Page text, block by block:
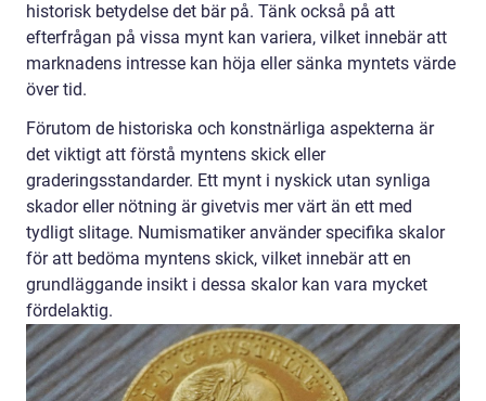
historisk betydelse det bär på. Tänk också på att
efterfrågan på vissa mynt kan variera, vilket innebär att
marknadens intresse kan höja eller sänka myntets värde
över tid.
Förutom de historiska och konstnärliga aspekterna är
det viktigt att förstå myntens skick eller
graderingsstandarder. Ett mynt i nyskick utan synliga
skador eller nötning är givetvis mer värt än ett med
tydligt slitage. Numismatiker använder specifika skalor
för att bedöma myntens skick, vilket innebär att en
grundläggande insikt i dessa skalor kan vara mycket
fördelaktig.